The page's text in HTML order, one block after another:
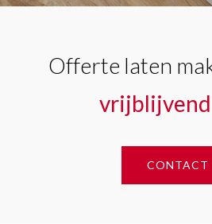
Offerte laten
vrijblijvend
CONTACT